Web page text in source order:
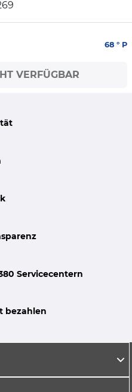
68 ° P
VERFÜGBAR
Servicecentern
bezahlen